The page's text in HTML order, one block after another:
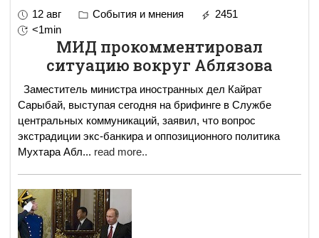
12 авг События и мнения
2451
<1min
МИД прокомментировал
ситуацию вокруг Аблязова
Заместитель министра иностранных дел Кайрат
Сарыбай, выступая сегодня на брифинге в Службе
центральных коммуникаций, заявил, что вопрос
экстрадиции экс-банкира и оппозиционного политика
Мухтара Абл... read more..